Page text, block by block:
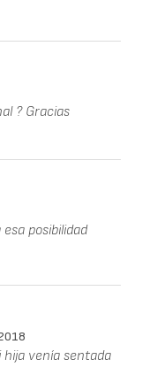
? Gracias
posibilidad
hija venía sentada